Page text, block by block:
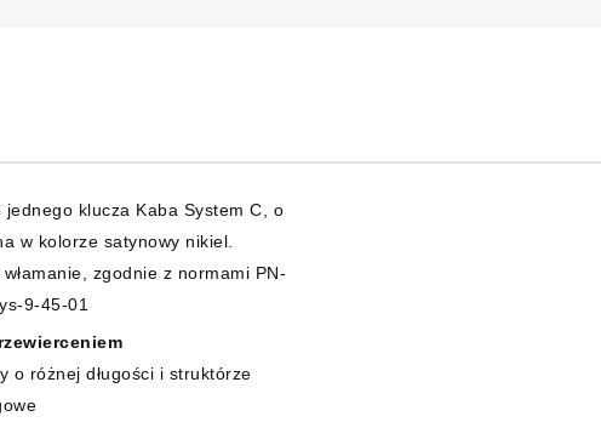
jednego klucza Kaba System C, o
w kolorze satynowy nikiel.
zgodnie z normami PN-
9-45-01
o różnej długości i struktórze